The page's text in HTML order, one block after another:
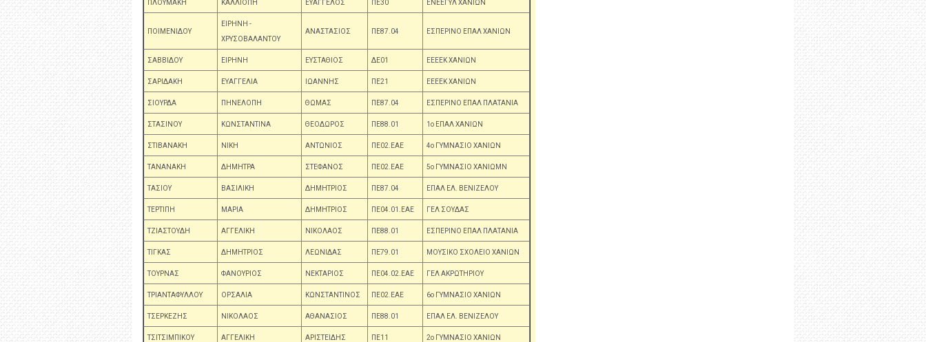
ΠΛΟΥΜΑΚΗ ΚΑΛΛΙΟΠΗ ΕΥΑΓΓΕΛΟΣ ΠΕ30 ΕΝΕΕΓΥΛ ΧΑΝΙΩΝ
ΠΟΙΜΕΝΙΔΟΥ
ΕΙΡΗΝΗ -
ΧΡΥΣΟΒΑΛΑΝΤΟΥ
ΑΝΑΣΤΑΣΙΟΣ ΠΕ87.04 ΕΣΠΕΡΙΝΟ ΕΠΑΛ ΧΑΝΙΩΝ
ΣΑΒΒΙΔΟΥ ΕΙΡΗΝΗ ΕΥΣΤΑΘΙΟΣ ΔΕ01 ΕΕΕΕΚ ΧΑΝΙΩΝ
ΣΑΡΙΔΑΚΗ ΕΥΑΓΓΕΛΙΑ ΙΩΑΝΝΗΣ ΠΕ21 ΕΕΕΕΚ ΧΑΝΙΩΝ
ΣΙΟΥΡΔΑ ΠΗΝΕΛΟΠΗ ΘΩΜΑΣ ΠΕ87.04 ΕΣΠΕΡΙΝΟ ΕΠΑΛ ΠΛΑΤΑΝΙΑ
ΣΤΑΣΙΝΟΥ ΚΩΝΣΤΑΝΤΙΝΑ ΘΕΟΔΩΡΟΣ ΠΕ88.01 1ο ΕΠΑΛ ΧΑΝΙΩΝ
ΣΤΙΒΑΝΑΚΗ ΝΙΚΗ ΑΝΤΩΝΙΟΣ ΠΕ02.ΕΑΕ 4ο ΓΥΜΝΑΣΙΟ ΧΑΝΙΩΝ
ΤΑΝΑΝΑΚΗ ΔΗΜΗΤΡΑ ΣΤΕΦΑΝΟΣ ΠΕ02.ΕΑΕ 5ο ΓΥΜΝΑΣΙΟ ΧΑΝΙΩΜΝ
ΤΑΣΙΟΥ ΒΑΣΙΛΙΚΗ ΔΗΜΗΤΡΙΟΣ ΠΕ87.04 ΕΠΑΛ ΕΛ. ΒΕΝΙΖΕΛΟΥ
ΤΕΡΤΙΠΗ ΜΑΡΙΑ ΔΗΜΗΤΡΙΟΣ ΠΕ04.01.ΕΑΕ ΓΕΛ ΣΟΥΔΑΣ
ΤΖΙΑΣΤΟΥΔΗ ΑΓΓΕΛΙΚΗ ΝΙΚΟΛΑΟΣ ΠΕ88.01 ΕΣΠΕΡΙΝΟ ΕΠΑΛ ΠΛΑΤΑΝΙΑ
ΤΙΓΚΑΣ ΔΗΜΗΤΡΙΟΣ ΛΕΩΝΙΔΑΣ ΠΕ79.01 ΜΟΥΣΙΚΟ ΣΧΟΛΕΙΟ ΧΑΝΙΩΝ
ΤΟΥΡΝΑΣ ΦΑΝΟΥΡΙΟΣ ΝΕΚΤΑΡΙΟΣ ΠΕ04.02.ΕΑΕ ΓΕΛ ΑΚΡΩΤΗΡΙΟΥ
ΤΡΙΑΝΤΑΦΥΛΛΟΥ ΟΡΣΑΛΙΑ ΚΩΝΣΤΑΝΤΙΝΟΣ ΠΕ02.ΕΑΕ 6ο ΓΥΜΝΑΣΙΟ ΧΑΝΙΩΝ
ΤΣΕΡΚΕΖΗΣ ΝΙΚΟΛΑΟΣ ΑΘΑΝΑΣΙΟΣ ΠΕ88.01 ΕΠΑΛ ΕΛ. ΒΕΝΙΖΕΛΟΥ
ΤΣΙΤΣΙΜΠΙΚΟΥ ΑΓΓΕΛΙΚΗ ΑΡΙΣΤΕΙΔΗΣ ΠΕ11 2ο ΓΥΜΝΑΣΙΟ ΧΑΝΙΩΝ